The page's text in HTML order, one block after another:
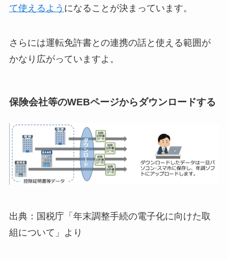
て使えるよう になることが決まっています。
さらには運転免許書との連携の話と使える範囲が
かなり広がっていますよ。
保険会社等のWEBページからダウンロードする
出典：国税庁「年末調整手続の電子化に向けた取
組について」より